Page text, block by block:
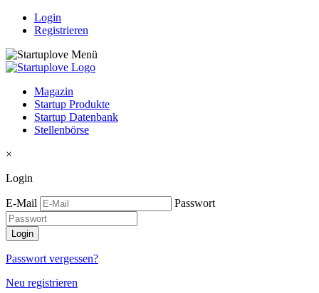
Login
Registrieren
Magazin
Startup Produkte
Startup Datenbank
Stellenbörse
×
Login
E-Mail Passwort
Passwort vergessen?
Neu registrieren